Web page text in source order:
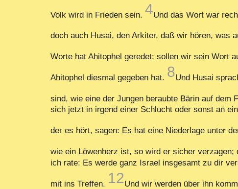
Volk wird in Frieden sein. 4Und das Wort war
doch auch Husai, den Arkiter, daß wir hören, was
Worte hat Ahitophel geredet; sollen wir sein Wort
Ahitophel diesmal gegeben hat. 8Und Husai
sind, wie eine der Jungen beraubte Bärin auf dem
sich jetzt in irgend einer Schlucht oder sonst an
der es hört, sagen: Es hat eine Niederlage unter
wie ein Löwenherz ist, so wird er sicher
ich rate: Es werde ganz Israel insgesamt zu dir
mit ins Treffen. 12Und wir werden über ihn